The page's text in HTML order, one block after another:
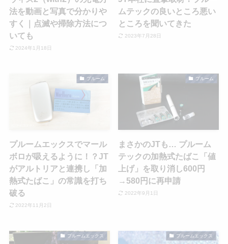
法を動画と写真で分かりや
すく｜点滅や掃除方法につ
いても
2024年1月18日
ムテックの良いところ悪い
ところを聞いてきた
2023年7月28日
プルーム
プルームエックスでマール
ボロが吸えるように！？JT
がアルトリアと連携し「加
熱式たばこ」の常識を打ち
破る
2022年11月2日
プルーム
まさかのJTも… プルーム
テックの加熱式たばこ「値
上げ」を取り消し600円
→580円に再申請
2022年9月1日
プルームエックス プルームエックス